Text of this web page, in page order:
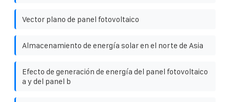
Vector plano de panel fotovoltaico
Almacenamiento de energía solar en el norte de Asia
Efecto de generación de energía del panel fotovoltaico
a y del panel b